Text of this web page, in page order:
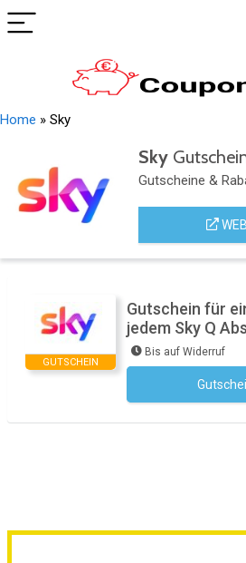
Home » Sky
Sky
Gutscheine &
GUTSCHEIN
Gutschein für
jedem Sky Q
Bis auf Widerruf